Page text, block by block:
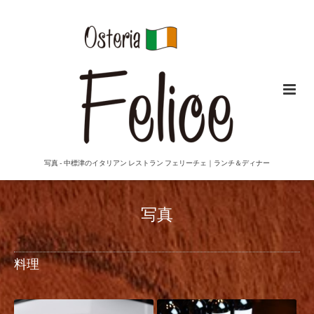
写真 - 中標津のイタリアン レストラン フェリーチェ｜ランチ＆ディナー
写真
料理